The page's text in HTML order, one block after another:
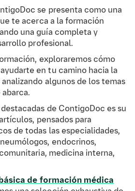
se presenta como una
te acerca a la formación
una guía completa y
profesional.
exploraremos cómo
en tu camino hacia la
algunos de los temas
de ContigoDoc es su
pensados para
de todas las especialidades,
endocrinos,
medicina interna,
de formación médica